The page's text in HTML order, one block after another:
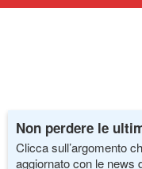
Non perdere le
Clicca sull’argomento
aggiornato con le news